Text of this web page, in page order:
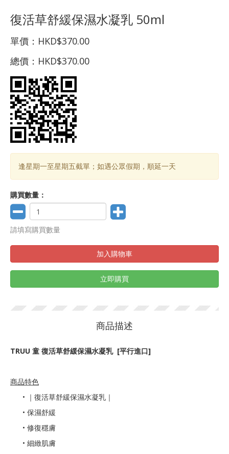
復活草舒緩保濕水凝乳 50ml
單價： HKD$370.00
總價： HKD$370.00
逢星期一至星期五截單；如遇公眾假期，順延一天
購買數量：
請填寫購買數量
加入購物車
立即購買
商品描述
TRUU 童 復活草舒緩保濕水凝乳 [平行進口]
商品特色
• ｜復活草舒緩保濕水凝乳｜
• 保濕舒緩
• 修復穩膚
• 細緻肌膚